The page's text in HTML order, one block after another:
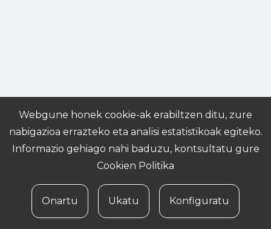
Webgune honek cookie-ak erabiltzen ditu, zure
nabigazioa errazteko eta analisi estatistikoak egiteko.
Informazio gehiago nahi baduzu, kontsultatu gure
Cookien Politika
Onartu Ukatu Konfiguratu